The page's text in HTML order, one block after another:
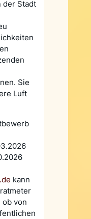
der Stadt
Sie
Luft
kann
ob von